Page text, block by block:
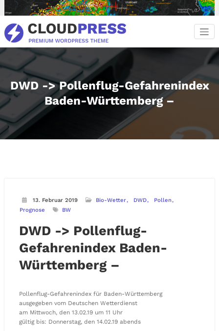
Inhalt
springen
DWD -> Pollenflug-Gefahrenindex
Baden-Württemberg –
13. Februar 2019 Bio-Wetter DWD
Pollen
Prognose
BW
DWD -> Pollenflug-
Gefahrenindex Baden-
Württemberg –
Pollenflug-Gefahrenindex für Baden-Württemberg
ausgegeben vom Deutschen Wetterdienst
am Mittwoch, den 13.02.19 um 11 Uhr
gültig bis: Donnerstag, den 14.02.19 abends